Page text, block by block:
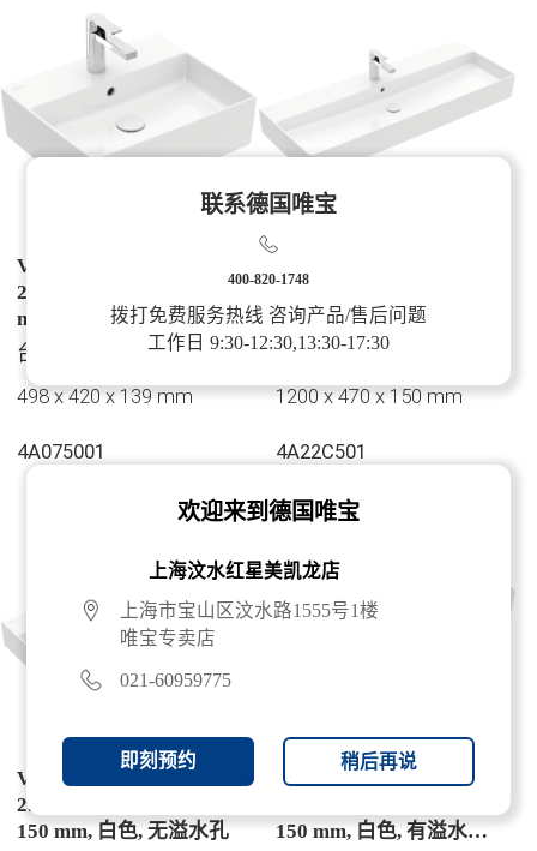
Villeroy & Boch 弥蔓托
2.0 碗盆, 498 x 420 x 139
mm, 白色, 有溢水孔, 未
抛光
台上盆和碗盆
498 x 420 x 139 mm
4A075001
150 mm, 白色, 有溢水孔
台上盆和碗盆, 唯宝精选
1200 x 470 x 150 mm
4A22C501
Villeroy & Boch 弥蔓托
2.0 洗脸盆, 1200 x 470 x
150 mm, 白色, 无溢水孔
Villeroy & Boch 弥蔓托
150 mm, 白色, 有溢水孔,
欢迎来到德国唯宝
上海汶水红星美凯龙店
上海市宝山区汶水路1555号1楼
唯宝专卖店
021-60959775
即刻预约 稍后再说
联系德国唯宝
400-820-1748
拨打免费服务热线 咨询产品/售后问题
工作日 9:30-12:30,13:30-17:30